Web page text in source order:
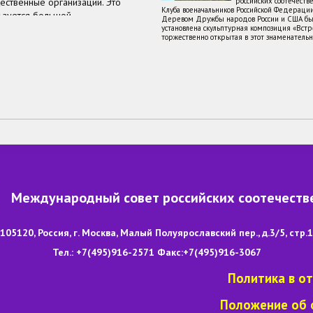
и филиалах, продлятся до
большой
Клуба военачальников Российской
Деревом Дружбы народов России и США
установлена скульптурная композиция
торжественно открытая в этот
Международный совет российских
105120, Россия, г. Москва, Малый Полуярославский пер., д.3/5, стр.1
Тел.: +7(495)916-2571 Факс:+7(495)916-3067
Политика в
Положение об